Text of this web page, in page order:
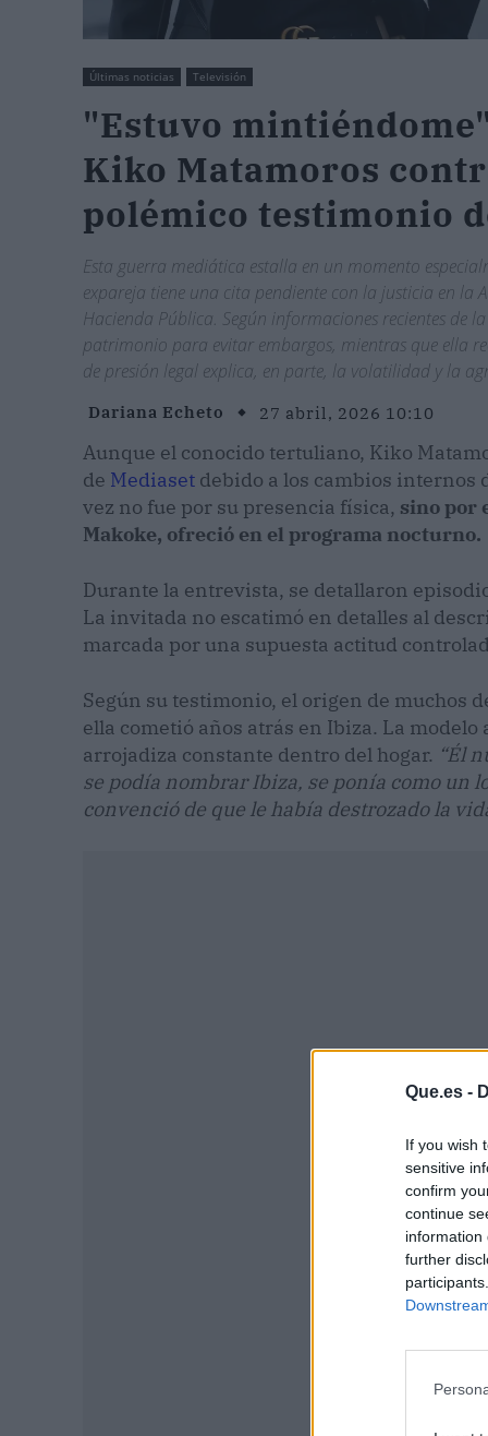
Que.es -
If you wish
sensitive
confirm
continue
information
further
Últimas noticias Televisión
"Estuvo
Kiko Matamoros
polémico testimonio
Esta guerra mediática estalla en un momento
expareja tiene una cita pendiente con la justicia en
Hacienda Pública. Según informaciones recientes
patrimonio para evitar embargos, mientras que ella
de presión legal explica, en parte, la volatilidad y la
Dariana Echeto 27 abril, 2026 10:10
Aunque el conocido tertuliano, Kiko
de Mediaset debido a los cambios internos
vez no fue por su presencia física, sino por
Makoke, ofreció en el programa nocturno.
Durante la entrevista, se detallaron
La invitada no escatimó en detalles al
marcada por una supuesta actitud
Según su testimonio, el origen de muchos
ella cometió años atrás en Ibiza. La
arrojadiza constante dentro del hogar. “Él
se podía nombrar Ibiza, se ponía como un
convenció de que le había destrozado la